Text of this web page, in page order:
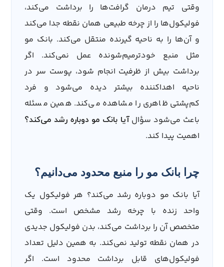
وقتی تیم درمان گرافت‌ها را برداشت می‌کند،
فولیکول‌ها را از چرخه طبیعی همان نقطه جدا می‌کند
و آن‌ها را به ناحیه گیرنده منتقل می‌کند. بانک مو
مثل منبع خودترمیم‌شونده عمل نمی‌کند. اگر
برداشت بیش از ظرفیت انجام شود، پوست سر در
ناحیه اهداکننده بیشتر دیده می‌شود و فرد
کم‌پشتی ظاهری را مشاهده می‌کند. همین مسئله
باعث می‌شود سؤالآیا بانک مو دوباره رشد می‌کند؟
اهمیت پیدا کند.
چرا بانک مو را منبع محدود می‌دانیم؟
آیا بانک مو دوباره رشد می‌کند؟ هر فولیکول یک
واحد زنده با چرخه رشد مشخص است. وقتی
متخصص آن را برداشت می‌کند، بدن فولیکول جدیدی
در همان نقطه تولید نمی‌کند. به همین دلیل تعداد
فولیکول‌های قابل برداشت محدود است. اگر